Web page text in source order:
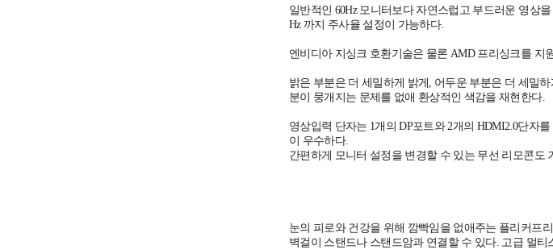
일반적인 60Hz 모니터보다 자연스럽고 부드러운 영상
Hz 까지 주사율 설정이 가능하다.
엔비디아 지싱크 호환기술은 물론 AMD 프리싱크를 지
밝은 부분은 더 세밀하게 밝게, 어두운 부분은 더 세밀
분이 뭉개지는 문제를 없애 환상적인 색감을 재현한다.
영상입력 단자는 1개의 DP포트와 2개의 HDMI2.0단자
이 우수하다.
간편하게 모니터 설정을 변경할 수 있는 무선 리모콘도
눈의 피로와 건강을 위해 깜빡임을 없애주는 플리커프
벽걸이 스탠드나 스탠드암과 연결할 수 있다. 고급 멀